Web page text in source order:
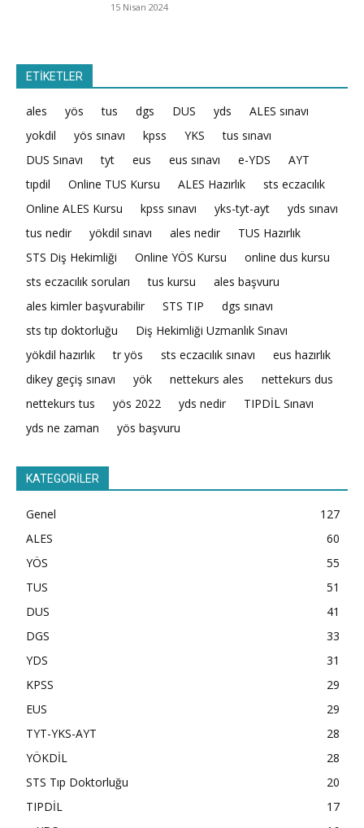
15 Nisan 2024
ETİKETLER
ales yös tus dgs DUS yds
ALES sınavı
yokdil
yös sınavı kpss YKS
tus sınavı
DUS Sınavı
tyt eus eus sınavı e-YDS
AYT
tıpdil
Online TUS Kursu ALES Hazırlık
sts eczacılık
Online ALES Kursu
kpss sınavı yks-tyt-ayt
yds sınavı
tus nedir
yökdil sınavı ales nedir
TUS Hazırlık
STS Diş Hekimliği
Online YÖS Kursu
online dus kursu
sts eczacılık soruları
tus kursu
ales başvuru
ales kimler başvurabilir
STS TIP
dgs sınavı
sts tıp doktorluğu
Diş Hekimliği Uzmanlık Sınavı
yökdil hazırlık
tr yös sts eczacılık sınavı
eus hazırlık
dikey geçiş sınavı
yök nettekurs ales
nettekurs dus
nettekurs tus
yös 2022 yds nedir
TIPDİL Sınavı
yds ne zaman
yös başvuru
KATEGORİLER
Genel
127
ALES
60
YÖS
55
TUS
51
DUS
41
DGS
33
YDS
31
KPSS
29
EUS
29
TYT-YKS-AYT
28
YÖKDİL
28
STS Tıp Doktorluğu
20
TIPDİL
17